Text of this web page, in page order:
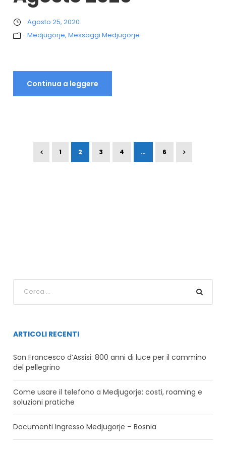
Agosto 25, 2020
Medjugorje, Messaggi Medjugorje
Continua a leggere
1 2 3 4 … 6
ARTICOLI RECENTI
San Francesco d’Assisi: 800 anni di luce per il cammino
del pellegrino
Come usare il telefono a Medjugorje: costi, roaming e
soluzioni pratiche
Documenti Ingresso Medjugorje – Bosnia